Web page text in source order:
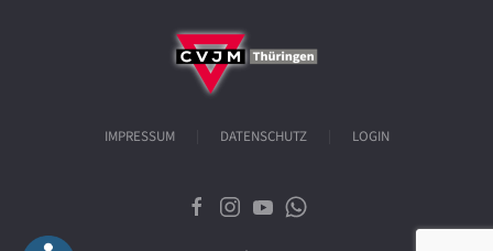
IMPRESSUM DATENSCHUTZ LOGIN